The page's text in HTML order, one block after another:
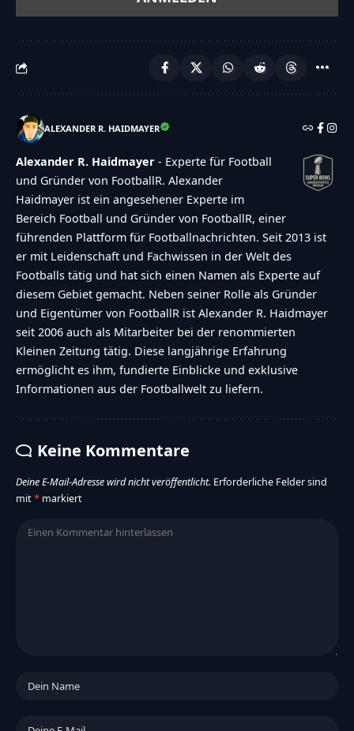
ALEXANDER R. HAIDMAYER
Alexander R. Haidmayer - Experte für Football
und Gründer von FootballR. Alexander
Haidmayer ist ein angesehener Experte im
Bereich Football und Gründer von FootballR, einer
führenden Plattform für Footballnachrichten. Seit 2013 ist
er mit Leidenschaft und Fachwissen in der Welt des
Footballs tätig und hat sich einen Namen als Experte auf
diesem Gebiet gemacht. Neben seiner Rolle als Gründer
und Eigentümer von FootballR ist Alexander R. Haidmayer
seit 2006 auch als Mitarbeiter bei der renommierten
Kleinen Zeitung tätig. Diese langjährige Erfahrung
ermöglicht es ihm, fundierte Einblicke und exklusive
Informationen aus der Footballwelt zu liefern.
Keine Kommentare
Deine E-Mail-Adresse wird nicht veröffentlicht. Erforderliche Felder sind
mit* markiert